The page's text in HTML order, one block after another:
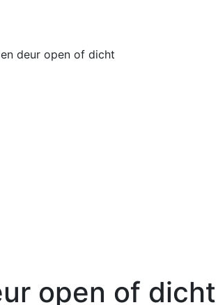
deur open of dicht
open of dicht